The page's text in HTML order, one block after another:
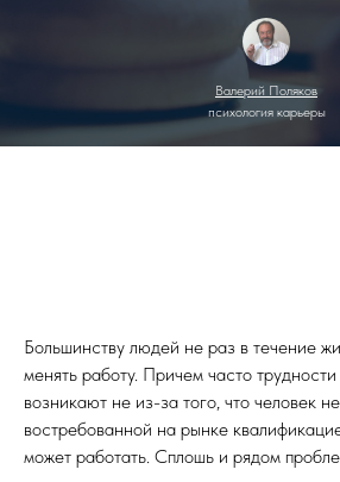
Валерий Поляков
психология карьеры
Большинству людей не раз в течение
менять работу. Причем часто
возникают не из-за того, что человек
востребованной на рынке
может работать. Сплошь и рядом